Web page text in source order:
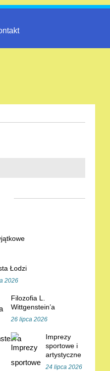
Łodzi
2026
Filozofia L.
Wittgenstein’a
26 lipca 2026
Imprezy
sportowe i
artystyczne
24 lipca 2026